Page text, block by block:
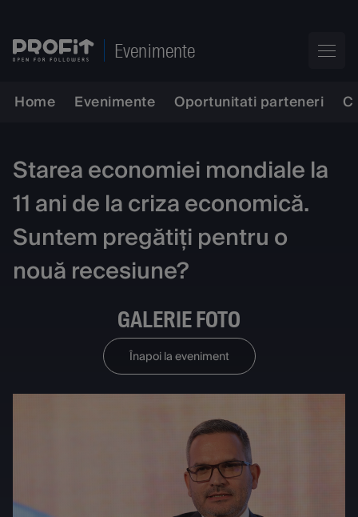
Evenimente
Home Evenimente Oportunitati parteneri
Starea economiei mondiale la
11 ani de la criza economică.
Suntem pregătiți pentru o
nouă recesiune?
GALERIE FOTO
Înapoi la eveniment